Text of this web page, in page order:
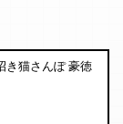
き猫さんぽ 豪徳